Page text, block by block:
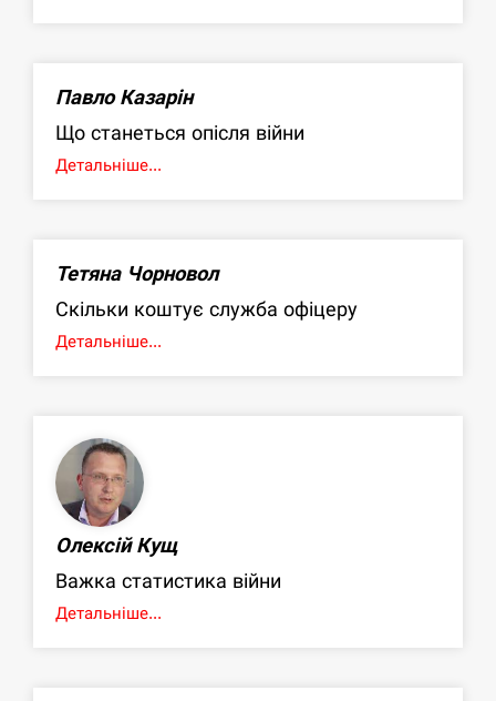
Павло Казарін
Що станеться опісля війни
Детальніше...
Тетяна Чорновол
Скільки коштує служба офіцеру
Детальніше...
Олексій Кущ
Важка статистика війни
Детальніше...